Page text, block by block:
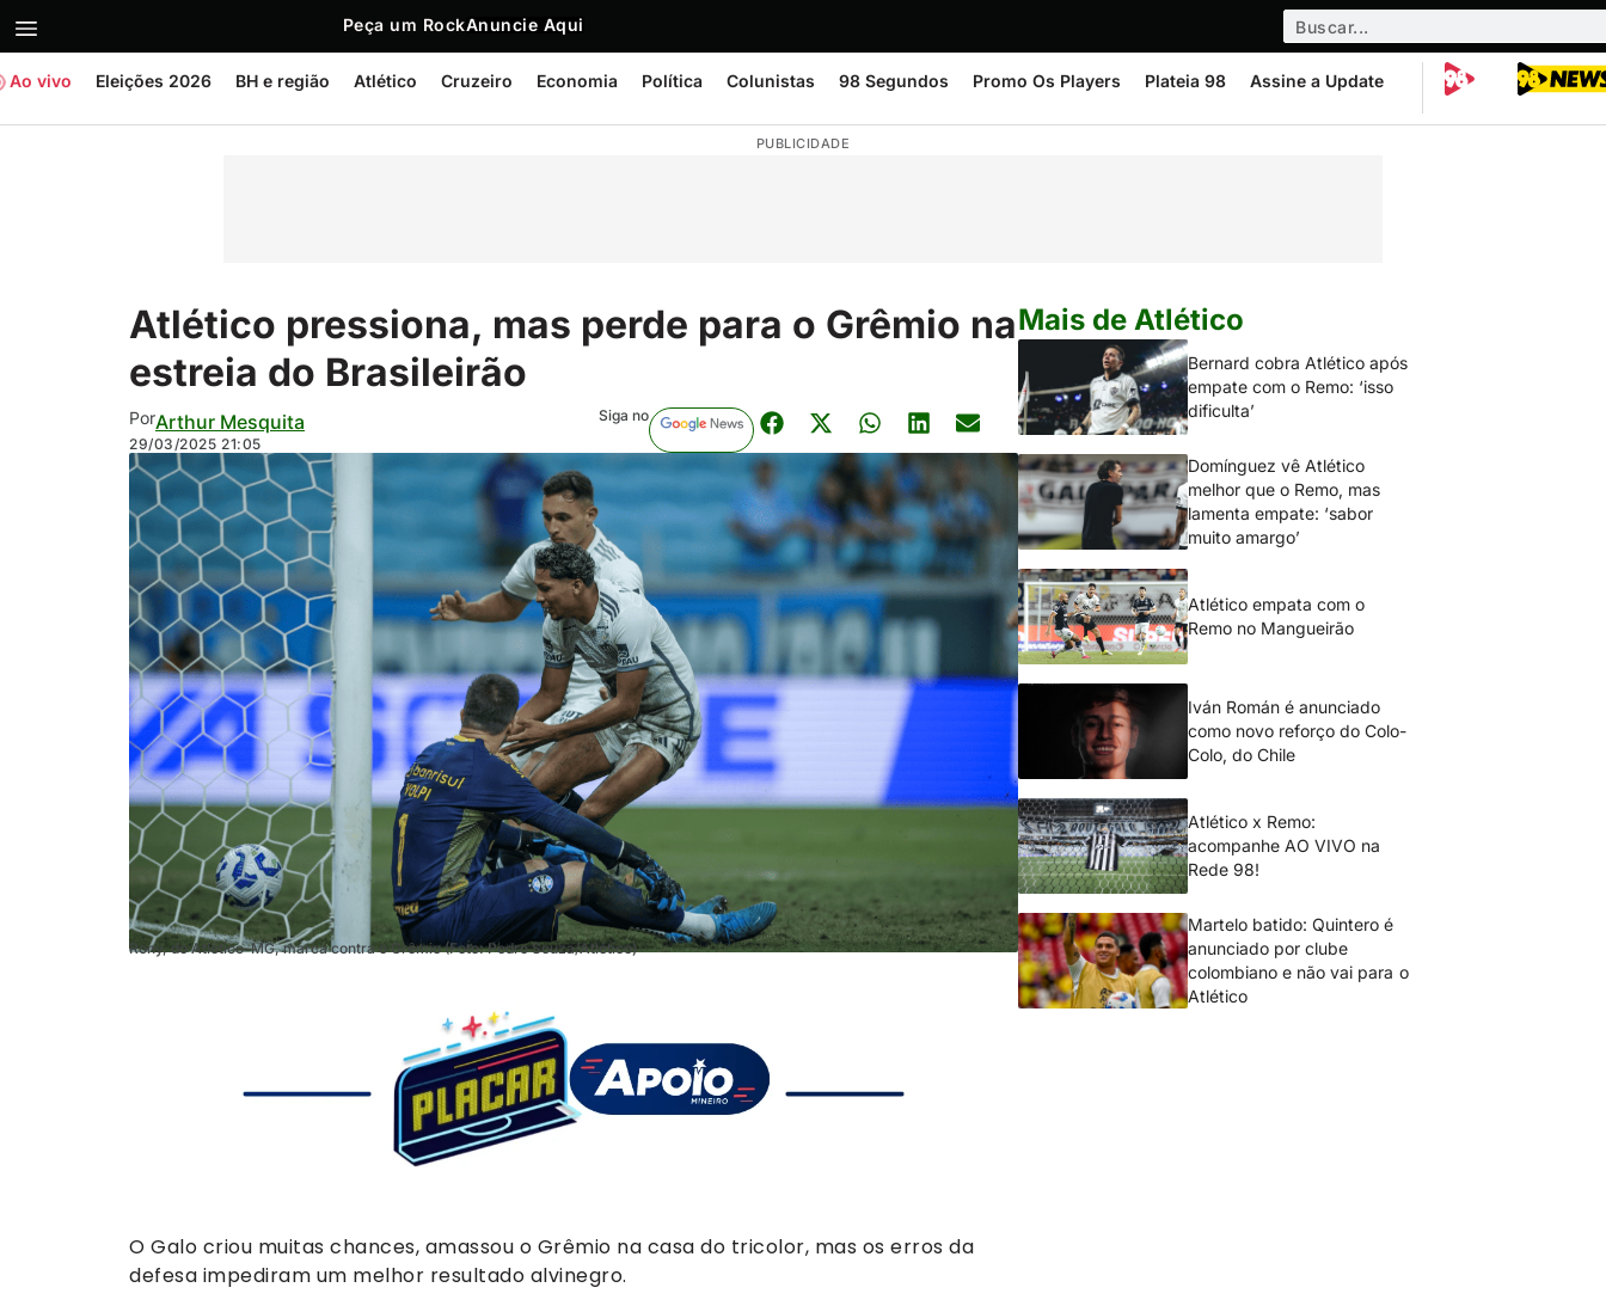
Peça um RockAnuncie Aqui
Ao vivo Eleições 2026 BH e região Atlético Cruzeiro Economia Política Colunistas 98 Segundos Promo Os Players Plateia 98 Assine a Update
PUBLICIDADE
Atlético pressiona, mas perde para o Grêmio na
estreia do Brasileirão
PorArthur Mesquita
29/03/2025 21:05
Siga no
Rony, do Atlético-MG, marca contra o Grêmio (Foto: Pedro Souza/Atlético)
O Galo criou muitas chances, amassou o Grêmio na casa do tricolor, mas os erros da
defesa impediram um melhor resultado alvinegro.
Mais de Atlético
Bernard cobra Atlético após
empate com o Remo: ‘isso
dificulta’
Domínguez vê Atlético
melhor que o Remo, mas
lamenta empate: ‘sabor
muito amargo’
Atlético empata com o
Remo no Mangueirão
Iván Román é anunciado
como novo reforço do Colo-
Colo, do Chile
Atlético x Remo:
acompanhe AO VIVO na
Rede 98!
Martelo batido: Quintero é
anunciado por clube
colombiano e não vai para o
Atlético